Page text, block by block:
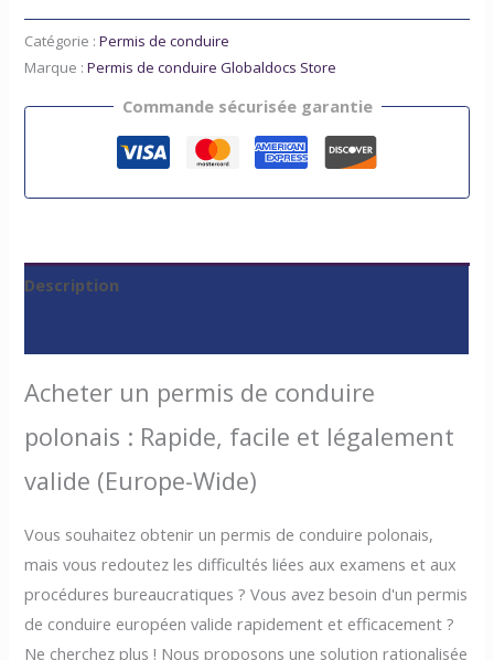
Catégorie :Permis de conduire
Marque :Permis de conduire Globaldocs Store
Commande sécurisée garantie
Description
Acheter un permis de conduire
polonais : Rapide, facile et légalement
valide (Europe-Wide)
Vous souhaitez obtenir un permis de conduire polonais,
mais vous redoutez les difficultés liées aux examens et aux
procédures bureaucratiques ? Vous avez besoin d'un permis
de conduire européen valide rapidement et efficacement ?
Ne cherchez plus ! Nous proposons une solution rationalisée